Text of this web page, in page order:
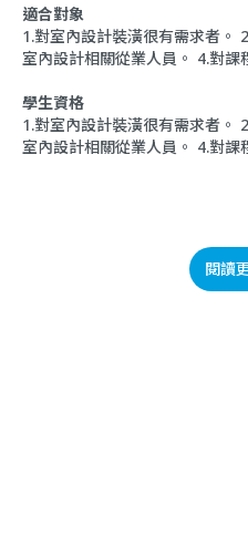
適合對象
1.對室內設計裝潢很有需求者。
室內設計相關從業人員。 4.對課
學生資格
1.對室內設計裝潢很有需求者。
室內設計相關從業人員。 4.對課
閱讀